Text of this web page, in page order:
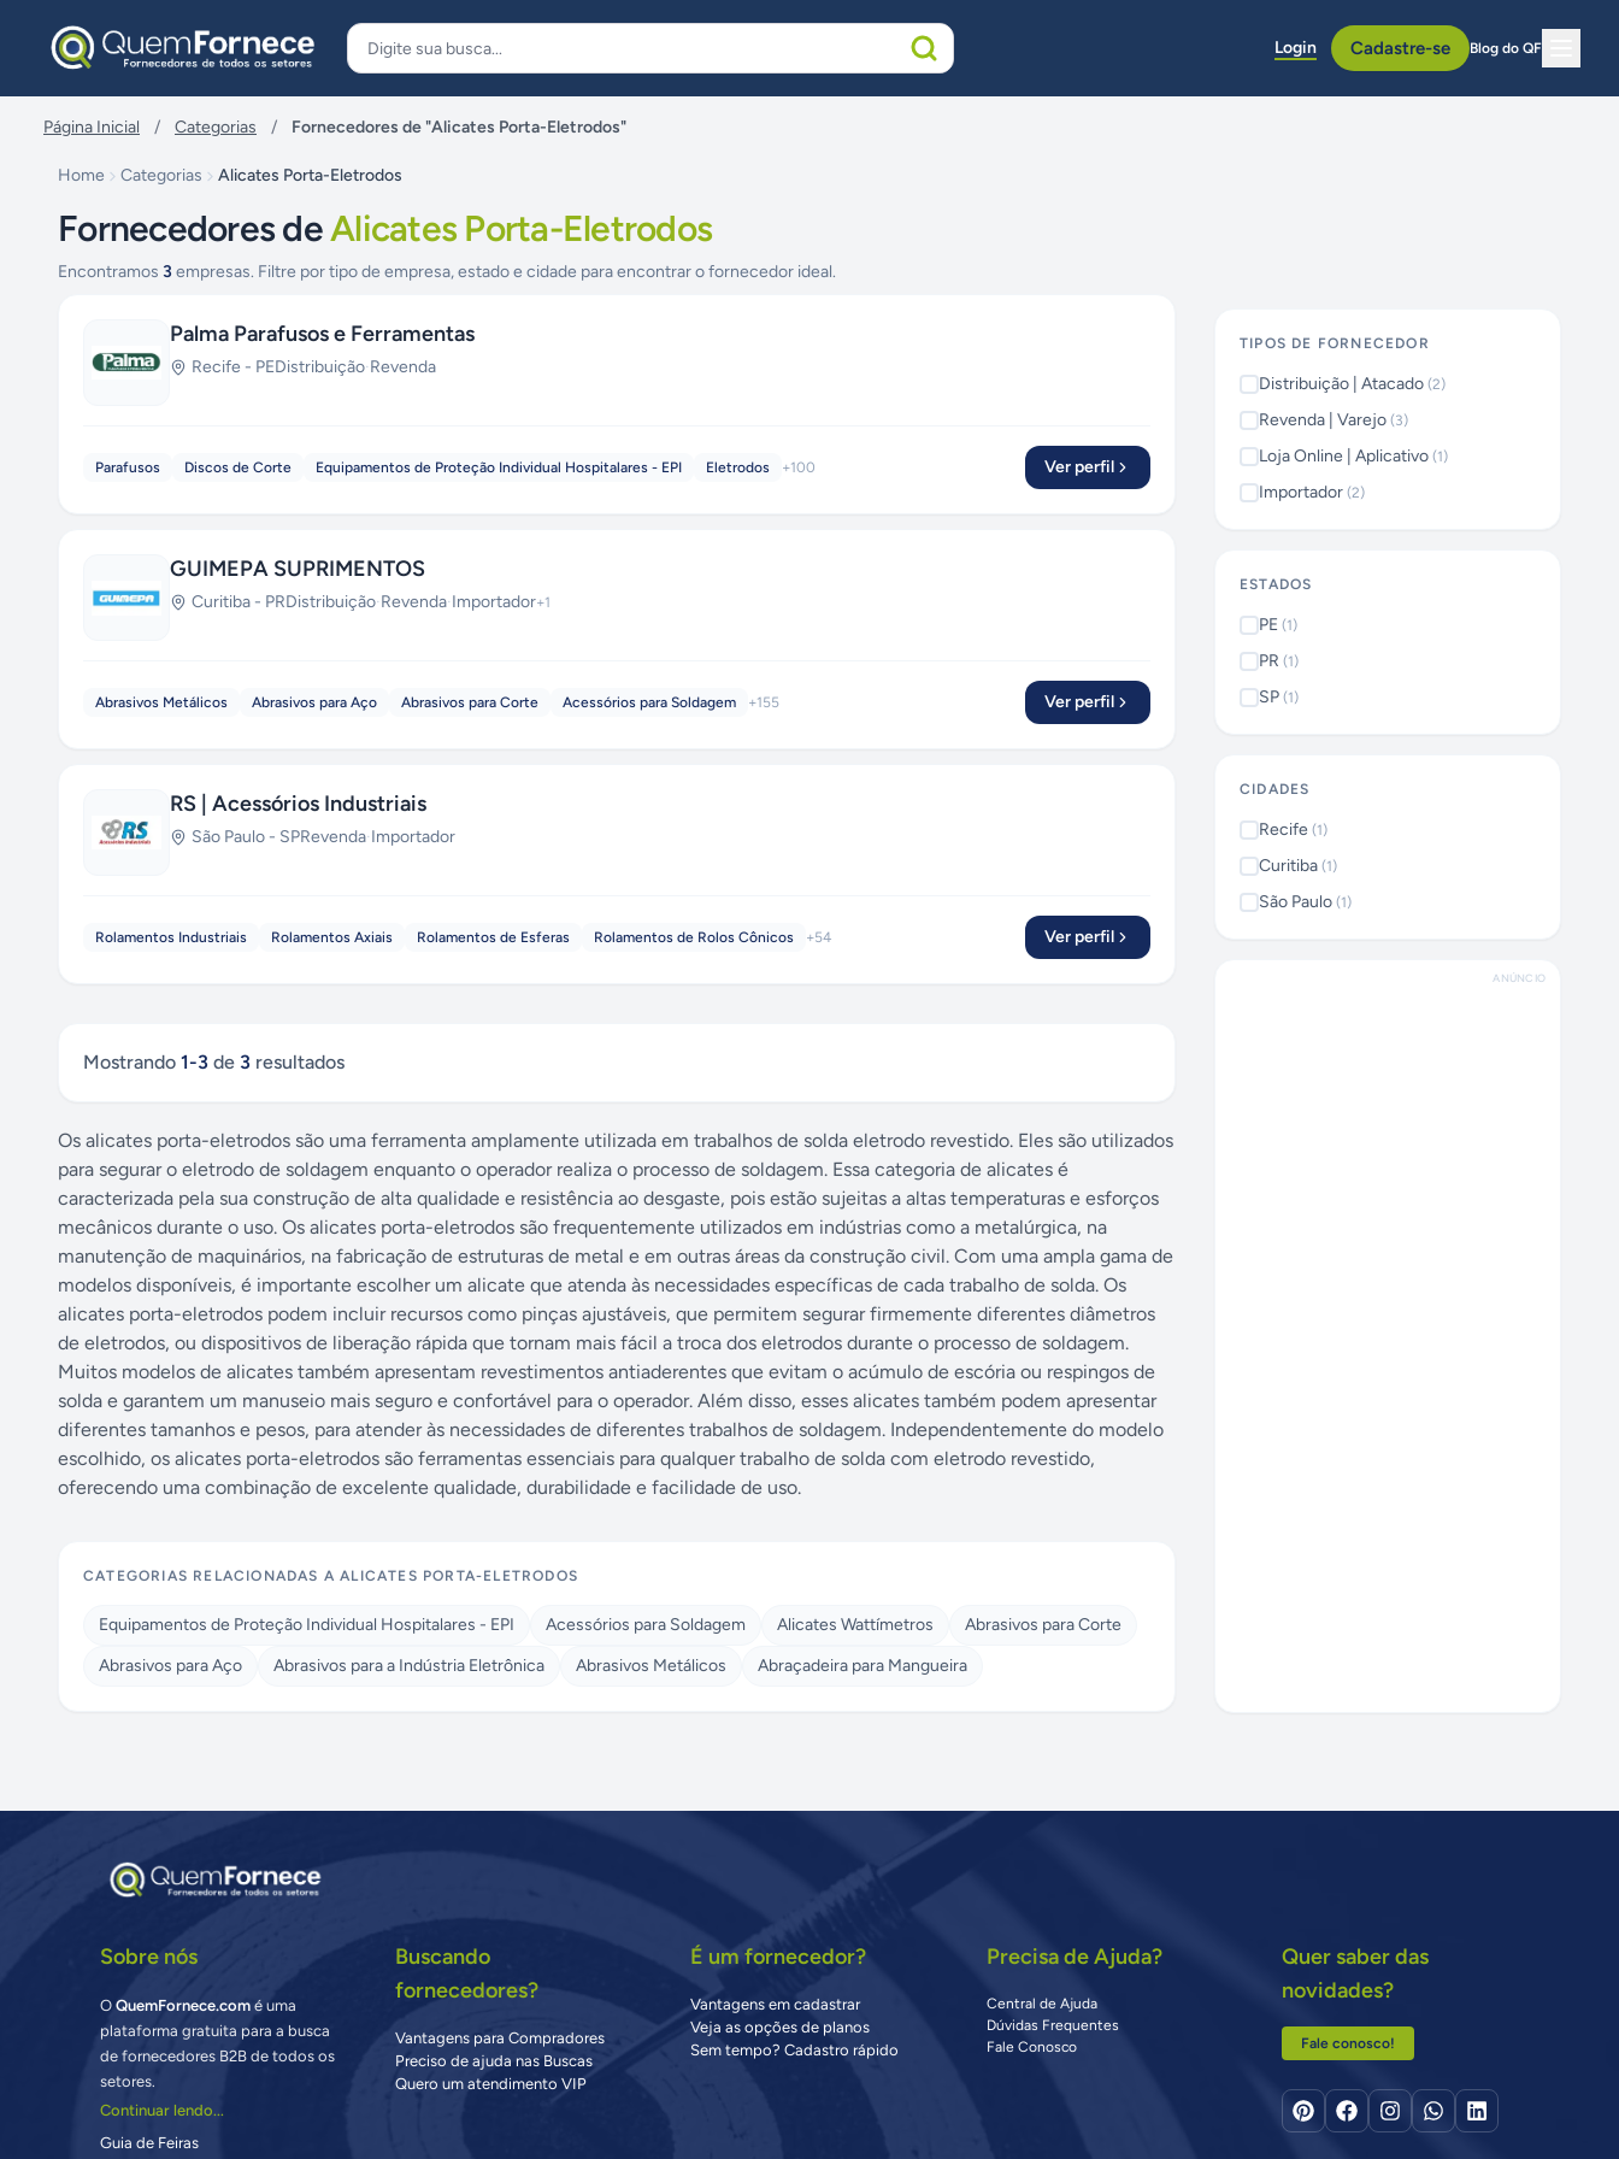
Login Cadastre-se Blog do QF
Página Inicial / Categorias / Fornecedores de "Alicates Porta-Eletrodos"
Home Categorias Alicates Porta-Eletrodos
Fornecedores deAlicates Porta-Eletrodos
Encontramos 3 empresas. Filtre por tipo de empresa, estado e cidade para encontrar o fornecedor ideal.
Palma Parafusos e Ferramentas
Recife - PEDistribuição·Revenda
Parafusos Discos de Corte Equipamentos de Proteção Individual Hospitalares - EPI Eletrodos +100 Ver perfil
GUIMEPA SUPRIMENTOS
Curitiba - PRDistribuição·Revenda·Importador+1
Abrasivos Metálicos Abrasivos para Aço Abrasivos para Corte Acessórios para Soldagem +155 Ver perfil
RS | Acessórios Industriais
São Paulo - SPRevenda·Importador
Rolamentos Industriais Rolamentos Axiais Rolamentos de Esferas Rolamentos de Rolos Cônicos +54 Ver perfil
Mostrando 1-3 de 3 resultados
Os alicates porta-eletrodos são uma ferramenta amplamente utilizada em trabalhos de solda eletrodo revestido. Eles são utilizados
para segurar o eletrodo de soldagem enquanto o operador realiza o processo de soldagem. Essa categoria de alicates é
caracterizada pela sua construção de alta qualidade e resistência ao desgaste, pois estão sujeitas a altas temperaturas e esforços
mecânicos durante o uso. Os alicates porta-eletrodos são frequentemente utilizados em indústrias como a metalúrgica, na
manutenção de maquinários, na fabricação de estruturas de metal e em outras áreas da construção civil. Com uma ampla gama de
modelos disponíveis, é importante escolher um alicate que atenda às necessidades específicas de cada trabalho de solda. Os
alicates porta-eletrodos podem incluir recursos como pinças ajustáveis, que permitem segurar firmemente diferentes diâmetros
de eletrodos, ou dispositivos de liberação rápida que tornam mais fácil a troca dos eletrodos durante o processo de soldagem.
Muitos modelos de alicates também apresentam revestimentos antiaderentes que evitam o acúmulo de escória ou respingos de
solda e garantem um manuseio mais seguro e confortável para o operador. Além disso, esses alicates também podem apresentar
diferentes tamanhos e pesos, para atender às necessidades de diferentes trabalhos de soldagem. Independentemente do modelo
escolhido, os alicates porta-eletrodos são ferramentas essenciais para qualquer trabalho de solda com eletrodo revestido,
oferecendo uma combinação de excelente qualidade, durabilidade e facilidade de uso.
CATEGORIAS RELACIONADAS AALICATES PORTA-ELETRODOS
Equipamentos de Proteção Individual Hospitalares - EPI Acessórios para Soldagem Alicates Wattímetros
Abrasivos para Corte
Abrasivos para Aço
Abrasivos para a Indústria Eletrônica Abrasivos Metálicos Abraçadeira para Mangueira
TIPOS DE FORNECEDOR
Distribuição | Atacado (2)
Revenda | Varejo (3)
Loja Online | Aplicativo (1)
Importador (2)
ESTADOS
PE (1)
PR (1)
SP (1)
CIDADES
Recife (1)
Curitiba (1)
São Paulo (1)
ANÚNCIO
Sobre nós
OQuemFornece.com é uma
plataforma gratuita para a busca
de fornecedores B2B de todos os
setores.
Continuar lendo...
Guia de Feiras
Buscando
fornecedores?
Vantagens para Compradores
Preciso de ajuda nas Buscas
Quero um atendimento VIP
É um fornecedor?
Vantagens em cadastrar
Veja as opções de planos
Sem tempo? Cadastro rápido
Precisa de Ajuda?
Central de Ajuda
Dúvidas Frequentes
Fale Conosco
Quer saber das
novidades?
Fale conosco!